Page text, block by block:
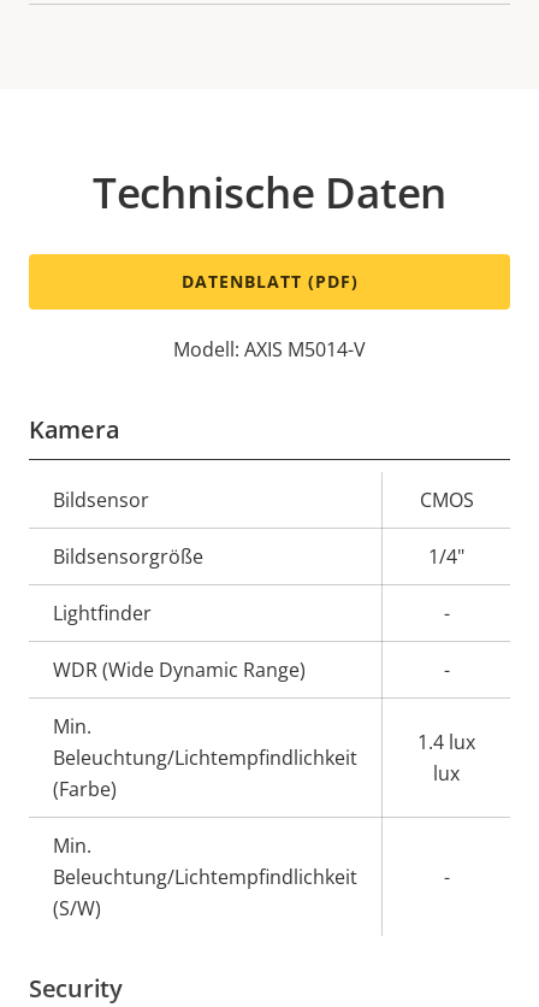
Technische Daten
DATENBLATT (PDF)
Modell: AXIS M5014-V
Kamera
Eigentumsbeschreibung Eigentumswert
Bildsensor CMOS
Bildsensorgröße 1/4"
Lightfinder -
WDR (Wide Dynamic Range) -
Min.
Beleuchtung/Lichtempfindlichkeit
(Farbe)
1.4 lux
lux
Min.
Beleuchtung/Lichtempfindlichkeit
(S/W)
-
Security